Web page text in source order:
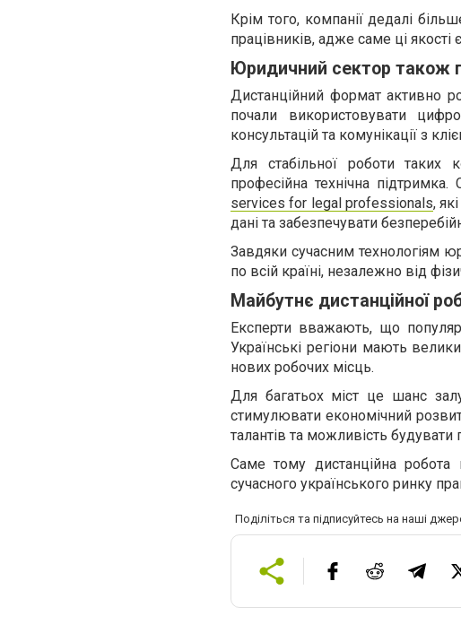
Крім того, компанії дедалі
працівників, адже саме ці
Юридичний сектор також
Дистанційний формат активно
почали використовувати
консультацій та комунікації з
Для стабільної роботи таких
професійна технічна
services for legal professionals,
дані та забезпечувати
Завдяки сучасним технологіям
по всій країні, незалежно від
Майбутнє дистанційної
Експерти вважають, що
Українські регіони мають
нових робочих місць.
Для багатьох міст це шанс
стимулювати економічний
талантів та можливість будувати
Саме тому дистанційна
сучасного українського ринку
Поділіться та підписуйтесь на наші